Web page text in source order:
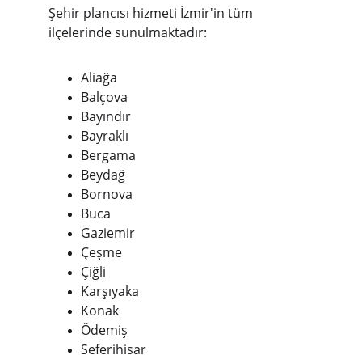
Şehir plancısı hizmeti İzmir'in tüm
ilçelerinde sunulmaktadır:
Aliağa
Balçova
Bayındır
Bayraklı
Bergama
Beydağ
Bornova
Buca
Gaziemir
Çeşme
Çiğli
Karşıyaka
Konak
Ödemiş
Seferihisar